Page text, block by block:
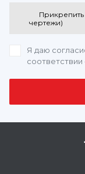
чертежи)
Я даю
соответствии